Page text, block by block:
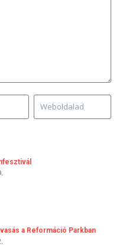
a Reformáció Parkban